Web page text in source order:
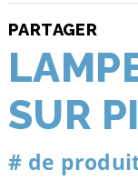
PARTAGER
SUR
# de